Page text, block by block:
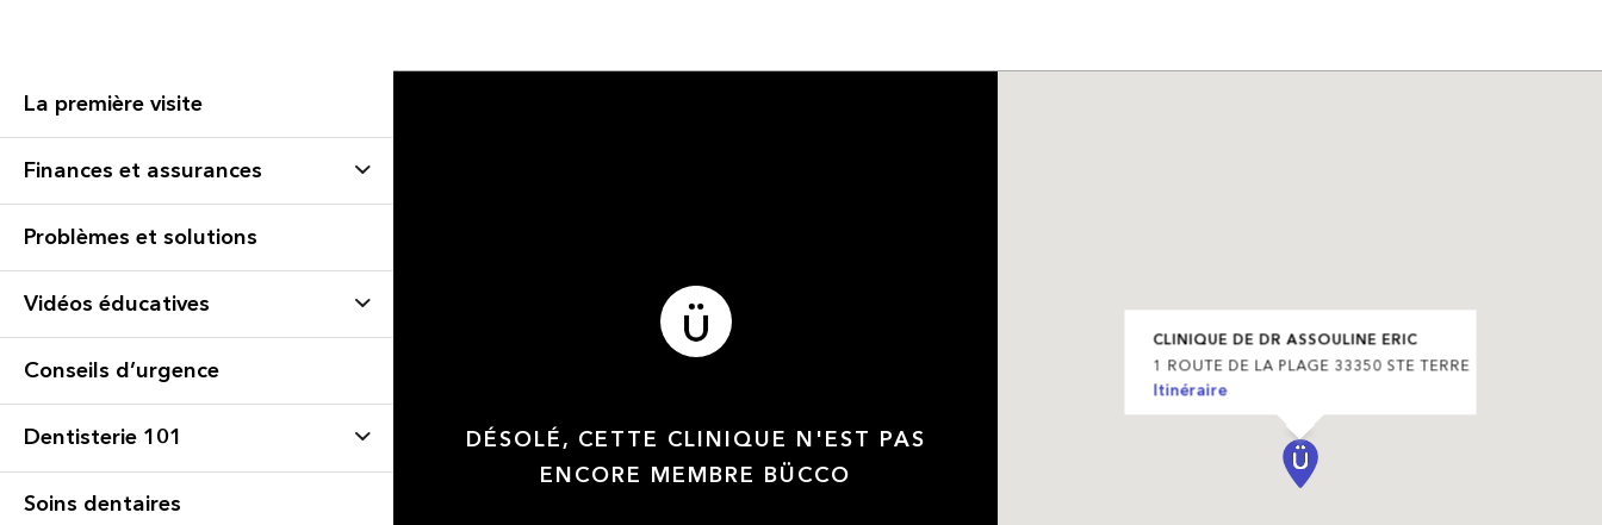
La première visite
Finances et assurances
Problèmes et solutions
Vidéos éducatives
Conseils d’urgence
Dentisterie 101
Soins dentaires
DÉSOLÉ, CETTE CLINIQUE N'EST PAS
ENCORE MEMBRE BÜCCO
CLINIQUE DE DR ASSOULINE ERIC
1 ROUTE DE LA PLAGE 33350 STE TERRE
Itinéraire